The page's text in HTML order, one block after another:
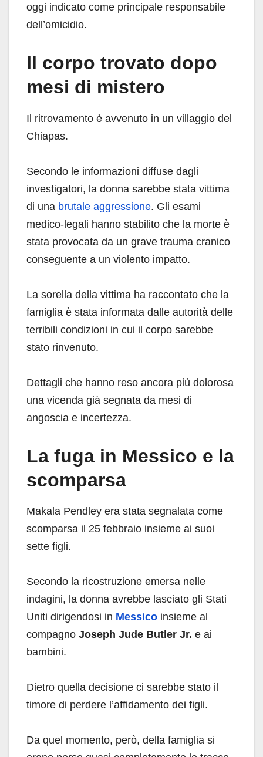
oggi indicato come principale responsabile
dell’omicidio.
Il corpo trovato dopo
mesi di mistero
Il ritrovamento è avvenuto in un villaggio del
Chiapas.
Secondo le informazioni diffuse dagli
investigatori, la donna sarebbe stata vittima
di una brutale aggressione. Gli esami
medico-legali hanno stabilito che la morte è
stata provocata da un grave trauma cranico
conseguente a un violento impatto.
La sorella della vittima ha raccontato che la
famiglia è stata informata dalle autorità delle
terribili condizioni in cui il corpo sarebbe
stato rinvenuto.
Dettagli che hanno reso ancora più dolorosa
una vicenda già segnata da mesi di
angoscia e incertezza.
La fuga in Messico e la
scomparsa
Makala Pendley era stata segnalata come
scomparsa il 25 febbraio insieme ai suoi
sette figli.
Secondo la ricostruzione emersa nelle
indagini, la donna avrebbe lasciato gli Stati
Uniti dirigendosi in Messico insieme al
compagno Joseph Jude Butler Jr. e ai
bambini.
Dietro quella decisione ci sarebbe stato il
timore di perdere l’affidamento dei figli.
Da quel momento, però, della famiglia si